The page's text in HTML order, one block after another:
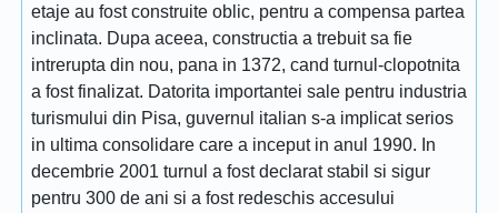
etaje au fost construite oblic, pentru a compensa partea
inclinata. Dupa aceea, constructia a trebuit sa fie
intrerupta din nou, pana in 1372, cand turnul-clopotnita
a fost finalizat. Datorita importantei sale pentru industria
turismului din Pisa, guvernul italian s-a implicat serios
in ultima consolidare care a inceput in anul 1990. In
decembrie 2001 turnul a fost declarat stabil si sigur
pentru 300 de ani si a fost redeschis accesului